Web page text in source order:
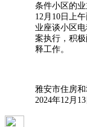
条件小区的
12月10日上
业座谈小区
案执行，积
释工作。
雅安市住房
2024年12月13